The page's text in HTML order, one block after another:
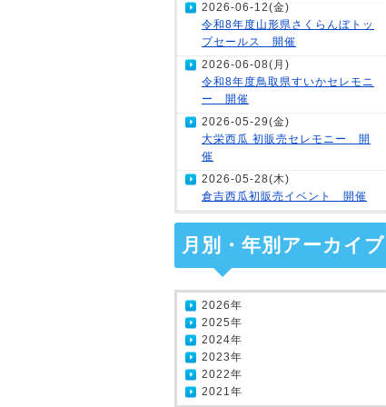
2026-06-12(金)
令和8年度山形県さくらんぼトッ
プセールス 開催
2026-06-08(月)
令和8年度鳥取県すいかセレモニ
ー 開催
2026-05-29(金)
大栄西瓜 初販売セレモニー 開
催
2026-05-28(木)
倉吉西瓜初販売イベント 開催
月別・年別アーカイブ
2026年
2025年
2024年
2023年
2022年
2021年